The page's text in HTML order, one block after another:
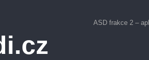
ASD frakce 2 –